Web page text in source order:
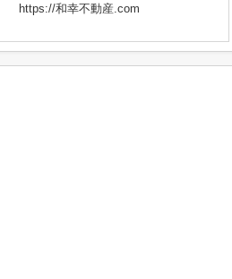
https://和幸不動産.com